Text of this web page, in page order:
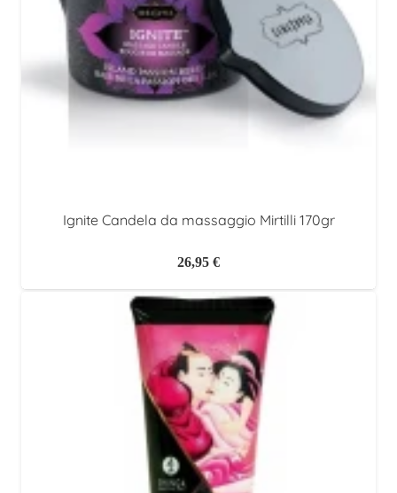
Ignite Candela da massaggio Mirtilli 170gr
26,95 €